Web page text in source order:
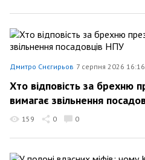
Дмитро Снєгирьов 7 серпня 2026 16:16
Хто відповість за брехню
вимагає звільнення
159 0 0